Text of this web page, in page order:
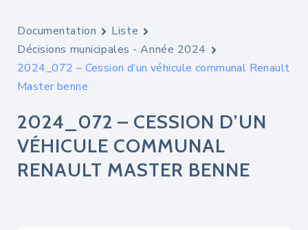
Documentation
Liste
Décisions municipales - Année 2024
2024_072 – Cession d’un véhicule communal Renault
Master benne
2024_072 – CESSION D’UN
VÉHICULE COMMUNAL
RENAULT MASTER BENNE